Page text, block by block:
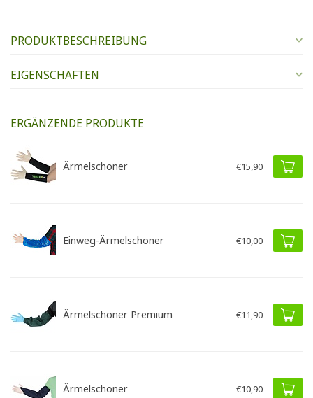
PRODUKTBESCHREIBUNG
EIGENSCHAFTEN
ERGÄNZENDE PRODUKTE
Ärmelschoner €15,90
Einweg-Ärmelschoner €10,00
Ärmelschoner Premium €11,90
Ärmelschoner €10,90